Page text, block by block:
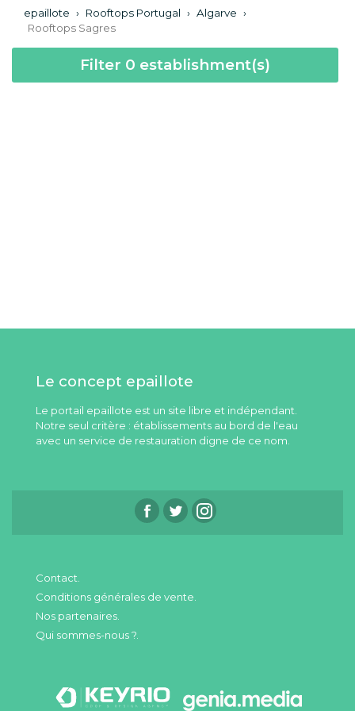
epaillote › Rooftops Portugal › Algarve ›
Rooftops Sagres
Filter 0 establishment(s)
Le concept epaillote
Le portail epaillote est un site libre et indépendant.
Notre seul critère : établissements au bord de l'eau
avec un service de restauration digne de ce nom.
Contact.
Conditions générales de vente.
Nos partenaires.
Qui sommes-nous ?.